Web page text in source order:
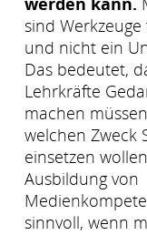
sind
und nicht ein
Das bedeutet,
Lehrkräfte
machen
welchen Zweck
einsetzen
Ausbildung von
sinnvoll, wenn